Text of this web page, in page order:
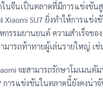
นจีนเป็นตลาดที่มีการแข่งขันสู
Xiaomi SU7 ยิ่งทำให้การแ
กรรมยานยนต์ ความสำเร็จข
มารถท้าทายผู้เล่นรายใหญ่ เช่
จะสามารถรักษาโมเมน
การแข่งขันในตลาดนี้ยังคงน่